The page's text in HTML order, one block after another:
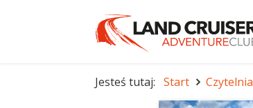
Jesteś tutaj: Start Czytelnia